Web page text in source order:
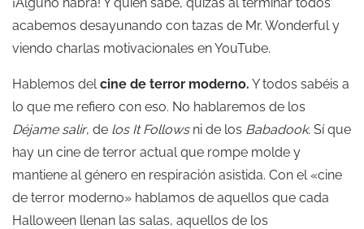
acabemos desayunando con tazas de Mr. Wonderful y
viendo charlas motivacionales en YouTube.
Hablemos delcine de terror moderno. Y todos sabéis a
lo que me refiero con eso. No hablaremos de los
Déjame salir, de los It Followsni de los Babadook. Sí que
hay un cine de terror actual que rompe molde y
mantiene al género en respiración asistida. Con el «cine
de terror moderno» hablamos de aquellos que cada
Halloween llenan las salas, aquellos de los